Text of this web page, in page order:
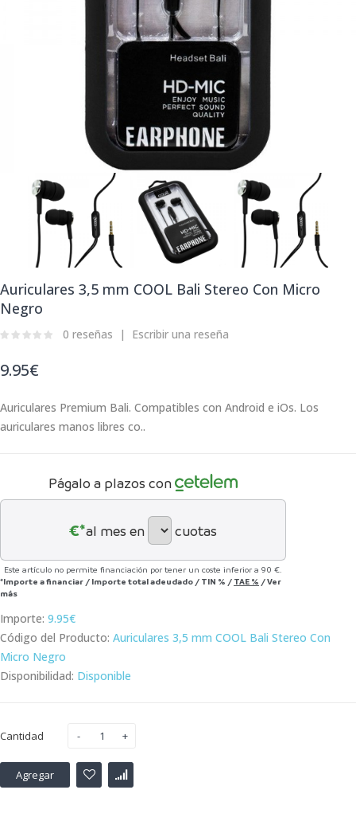
Auriculares 3,5 mm COOL Bali Stereo Con Micro
Negro
0 reseñas Escribir una reseña
9.95€
Auriculares Premium Bali. Compatibles con Android e iOs. Los
auriculares manos libres co..
Págalo a plazos con
€*al mes en cuotas
Este artículo no permite financiación por tener un coste inferior a 90 €.
*Importe a financiar / Importe total adeudado / TIN % / TAE % /Ver
más
Importe: 9.95€
Código del Producto: Auriculares 3,5 mm COOL Bali Stereo Con
Micro Negro
Disponibilidad: Disponible
Cantidad
Agregar